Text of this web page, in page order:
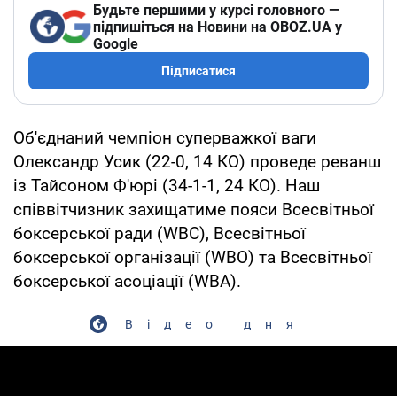
Будьте першими у курсі головного —
підпишіться на Новини на OBOZ.UA у
Google
Підписатися
Об'єднаний чемпіон суперважкої ваги
Олександр Усик (22-0, 14 КО) проведе реванш
із Тайсоном Ф'юрі (34-1-1, 24 КО). Наш
співвітчизник захищатиме пояси Всесвітньої
боксерської ради (WBC), Всесвітньої
боксерської організації (WBO) та Всесвітньої
боксерської асоціації (WBA).
Відео дня